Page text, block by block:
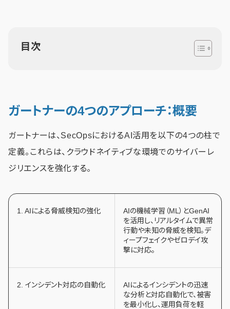
目次
ガートナーの4つのアプローチ：概要
ガートナーは、SecOpsにおけるAI活用を以下の4つの柱で
定義。これらは、クラウドネイティブな環境でのサイバーレ
ジリエンスを強化する。
1. AIによる脅威検知の強化
AIの機械学習（ML）とGenAI
を活用し、リアルタイムで異常
行動や未知の脅威を検知。デ
ィープフェイクやゼロデイ攻
撃に対応。
2. インシデント対応の自動化
AIによるインシデントの迅速
な分析と対応自動化で、被害
を最小化し、運用負荷を軽